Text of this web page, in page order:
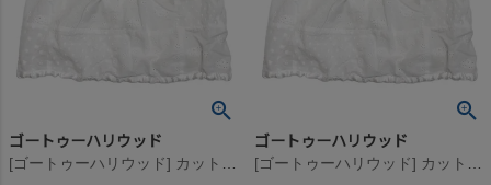
ゴートゥーハリウッド ゴートゥーハリウッド